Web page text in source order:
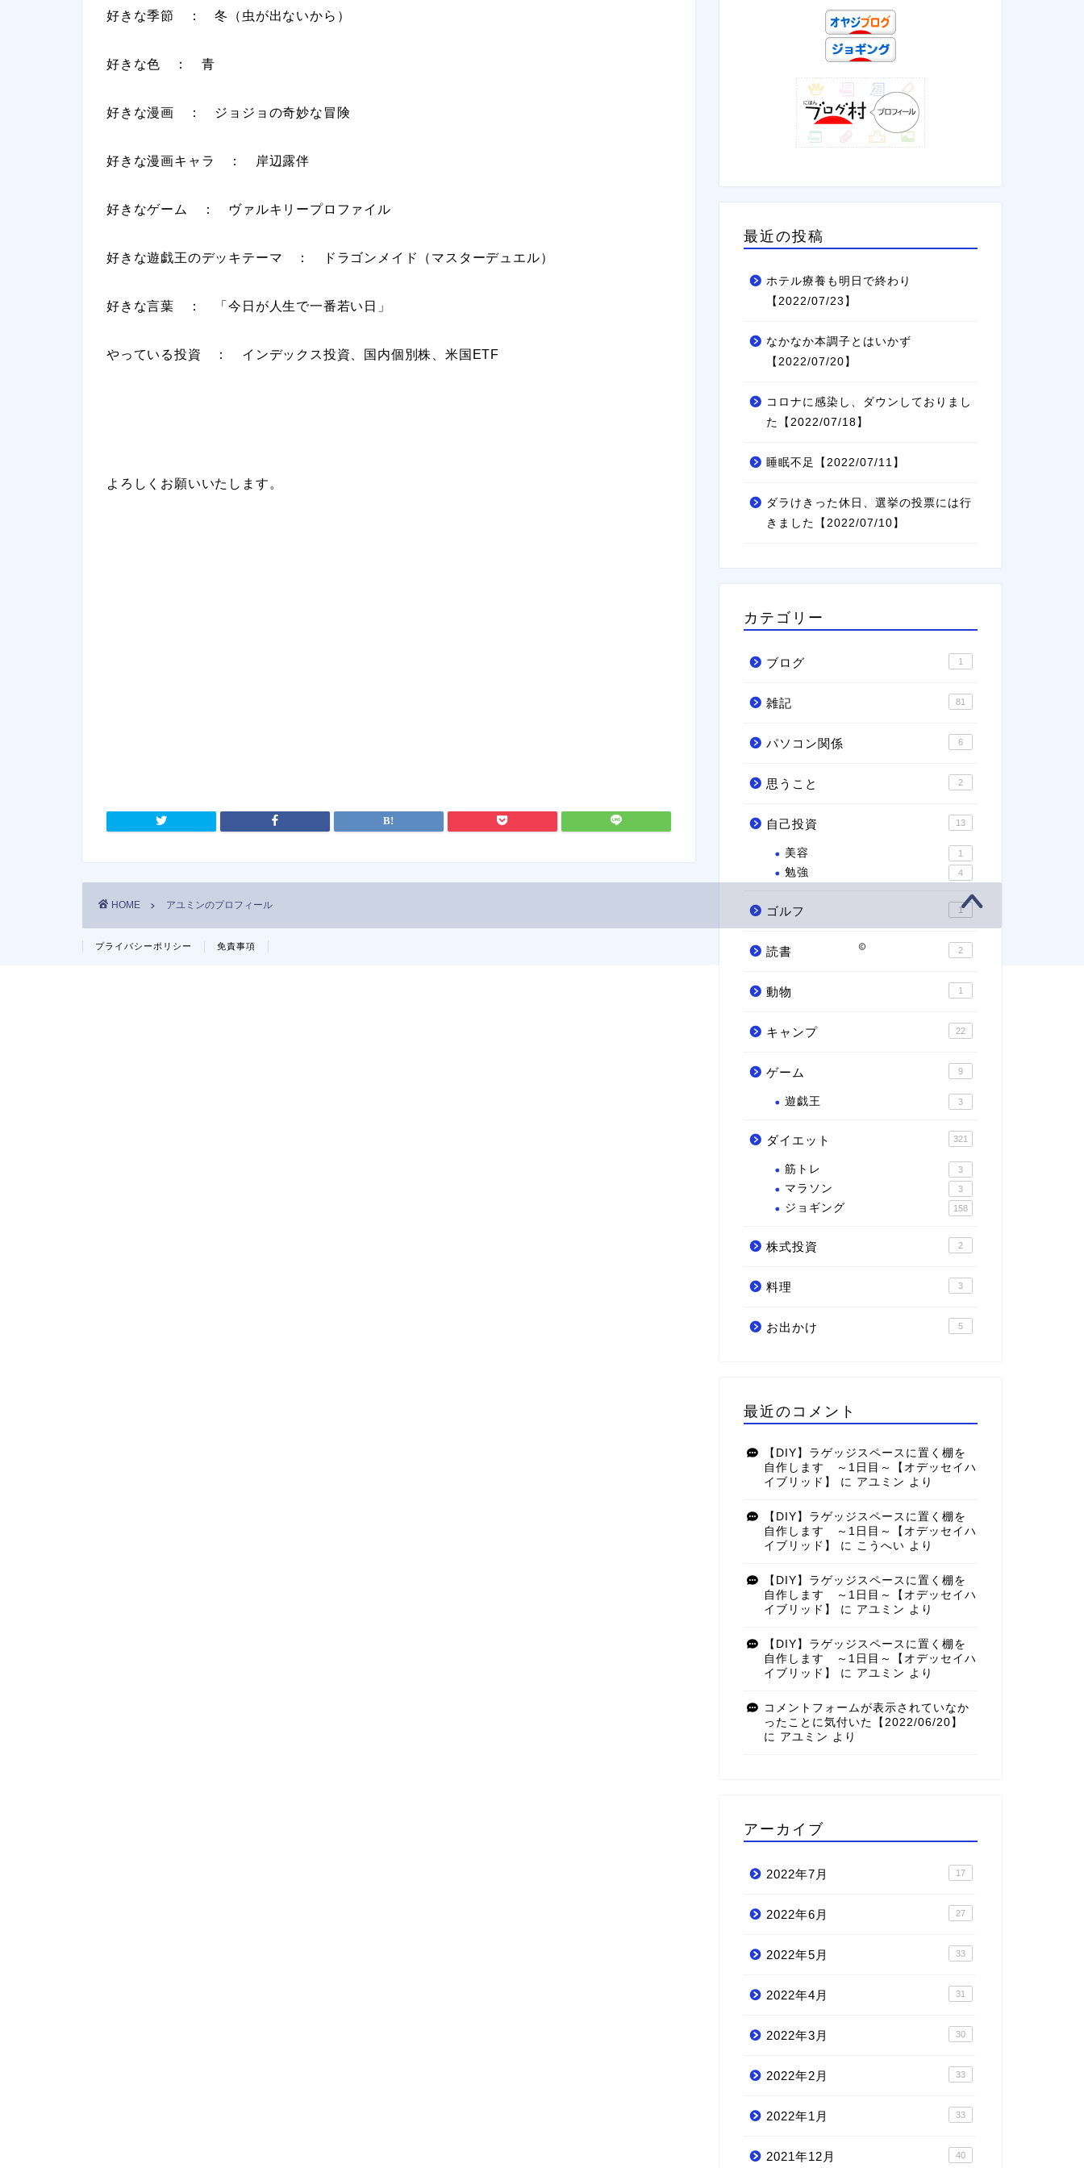
好きな季節 ： 冬（虫が出ないから）
好きな色 ： 青
好きな漫画 ： ジョジョの奇妙な冒険
好きな漫画キャラ ： 岸辺露伴
好きなゲーム ： ヴァルキリープロファイル
好きな遊戯王のデッキテーマ ： ドラゴンメイド（マスターデュエル）
好きな言葉 ： 「今日が人生で一番若い日」
やっている投資 ： インデックス投資、国内個別株、米国ETF
よろしくお願いいたします。
最近の投稿
ホテル療養も明日で終わり
【2022/07/23】
なかなか本調子とはいかず
【2022/07/20】
コロナに感染し、ダウンしておりまし
た【2022/07/18】
睡眠不足【2022/07/11】
ダラけきった休日、選挙の投票には行
きました【2022/07/10】
カテゴリー
ブログ 1
雑記 81
パソコン関係 6
思うこと 2
自己投資 13
美容 1
勉強 4
ゴルフ 1
読書 2
動物 1
キャンプ 22
ゲーム 9
遊戯王 3
ダイエット 321
筋トレ 3
マラソン 3
ジョギング 158
株式投資 2
料理 3
お出かけ 5
最近のコメント
【DIY】ラゲッジスペースに置く棚を
自作します ～1日目～【オデッセイハ
イブリッド】
に アユミン より
【DIY】ラゲッジスペースに置く棚を
自作します ～1日目～【オデッセイハ
イブリッド】
に こうへい より
【DIY】ラゲッジスペースに置く棚を
自作します ～1日目～【オデッセイハ
イブリッド】
に アユミン より
【DIY】ラゲッジスペースに置く棚を
自作します ～1日目～【オデッセイハ
イブリッド】
に アユミン より
コメントフォームが表示されていなか
ったことに気付いた【2022/06/20】
に アユミン より
アーカイブ
2022年7月 17
2022年6月 27
2022年5月 33
2022年4月 31
2022年3月 30
2022年2月 33
2022年1月 33
2021年12月 40
HOME アユミンのプロフィール
プライバシーポリシー 免責事項 2021–2026 アユミンのブログ